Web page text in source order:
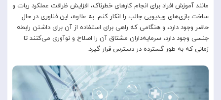
مانند آموزش افراد برای انجام کارهای خطرناک، افزایش ظرافت عملکرد ربات و
ساخت بازی‌های ویدیویی جالب را انکار کنم. به علاوه، این فناوری در حال
حاضر وجود دارد، و هنگامی که راهی برای استفاده از آن برای داشتن رابطه
جنسی وجود دارد، سرمایه‌داران مشتاق آن را اصلاح و نوآوری می‌کنند تا
زمانی که به طور گسترده در دسترس قرار گیرد.